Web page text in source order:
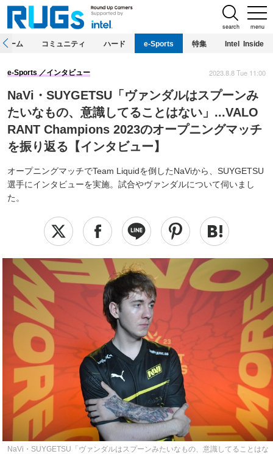
menu
search
ホーム コミュニティ ハード e-Sports 特集 Intel Inside
NaVi・SUYGETSU「ヴァンダルはスプーンみ
たいなもの、意識してることはない」...VALO
RANT Champions 2023のオープニングマッチ
を振り返る【インタビュー】
オープニングマッチでTeam Liquidを倒したNaViから、SUYGETSU
選手にインタビューを実施。試合やヴァンダルについて伺いまし
た。
e-Sports インタビュー 2023.8.8 Tue 11:00
NaVi・SUYGETSU「ヴァンダルはスプーンみたいなもの、意識してることはな